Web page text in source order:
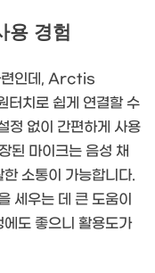
용 경험
련인데, Arctis
치로 쉽게 연결할 수
없이 간편하게 사용
된 마이크는 음성 채
소통이 가능합니다.
세우는 데 큰 도움이
도 좋으니 활용도가